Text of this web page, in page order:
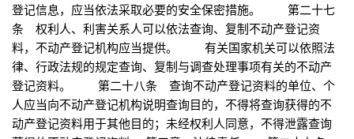
登记信息，应当依法采取必要的安全保密措施。 第二十七
条 权利人、利害关系人可以依法查询、复制不动产登记资
料，不动产登记机构应当提供。 有关国家机关可以依照法
律、行政法规的规定查询、复制与调查处理事项有关的不动产
登记资料。 第二十八条 查询不动产登记资料的单位、个
人应当向不动产登记机构说明查询目的，不得将查询获得的不
动产登记资料用于其他目的；未经权利人同意，不得泄露查询